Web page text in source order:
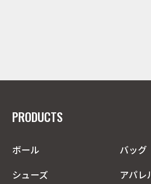
PRODUCTS
ボール
バッグ
シューズ
アパレ